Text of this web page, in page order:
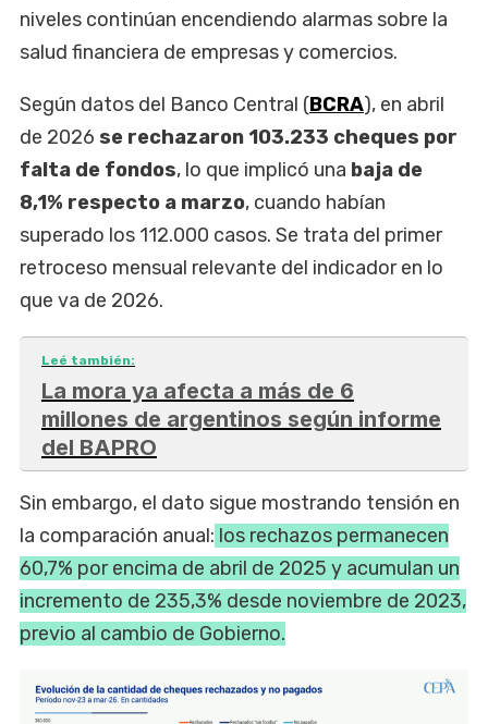
niveles continúan encendiendo alarmas sobre la
salud financiera de empresas y comercios.
Según datos del Banco Central (BCRA), en abril
de 2026 se rechazaron 103.233 cheques por
falta de fondos, lo que implicó una baja de
8,1% respecto a marzo, cuando habían
superado los 112.000 casos. Se trata del primer
retroceso mensual relevante del indicador en lo
que va de 2026.
Leé también:
La mora ya afecta a más de 6
millones de argentinos según informe
del BAPRO
Sin embargo, el dato sigue mostrando tensión en
la comparación anual: los rechazos permanecen
60,7% por encima de abril de 2025 y acumulan un
incremento de 235,3% desde noviembre de 2023,
previo al cambio de Gobierno.